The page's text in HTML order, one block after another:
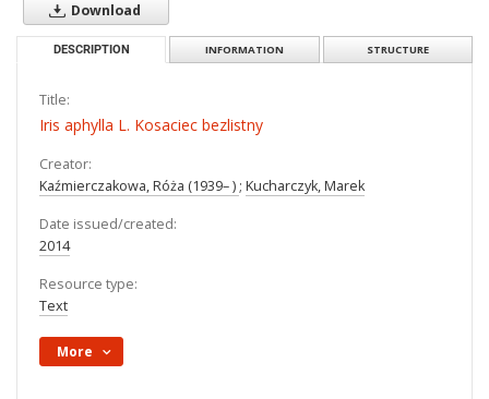
Download
DESCRIPTION INFORMATION STRUCTURE
Title:
Iris aphylla L. Kosaciec bezlistny
Creator:
Kaźmierczakowa, Róża (1939– ) ; Kucharczyk, Marek
Date issued/created:
2014
Resource type:
Text
More